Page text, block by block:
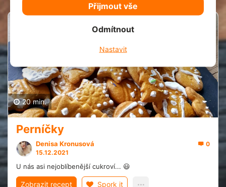
Přijmout vše
Odmítnout
Nastavit
20 min.
Perníčky
0
Denisa Kronusová
15.12.2021
U nás asi nejoblíbenější cukroví... 😃
Zobrazit recept Spork it